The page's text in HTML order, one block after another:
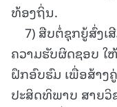
ທ້ອງຖິ່ນ.
7) ສືບຕໍ່ຊຸກຍູ້ສົ່ງ
ຄວາມຮັບຜິດຊອບ ໃ
ຝຶກອົບຮົມ ເພື່ອສ້າງ
ປະສິດທິພາບ ສາຍວິ